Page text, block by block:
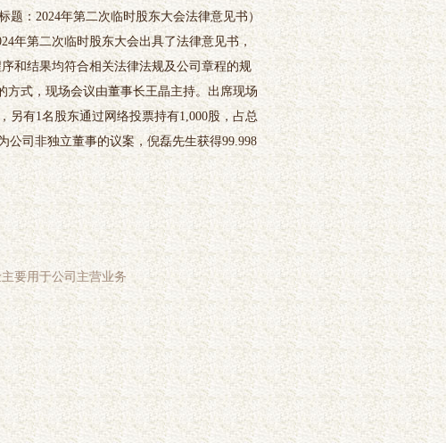
标题：2024年第二次临时股东大会法律意见书）
年第二次临时股东大会出具了法律意见书，
和结果均符合相关法律法规及公司章程的规
方式，现场会议由董事长王晶主持。出席现场
另有1名股东通过网络投票持有1,000股，占总
公司非独立董事的议案，倪磊先生获得99.998
要用于公司主营业务